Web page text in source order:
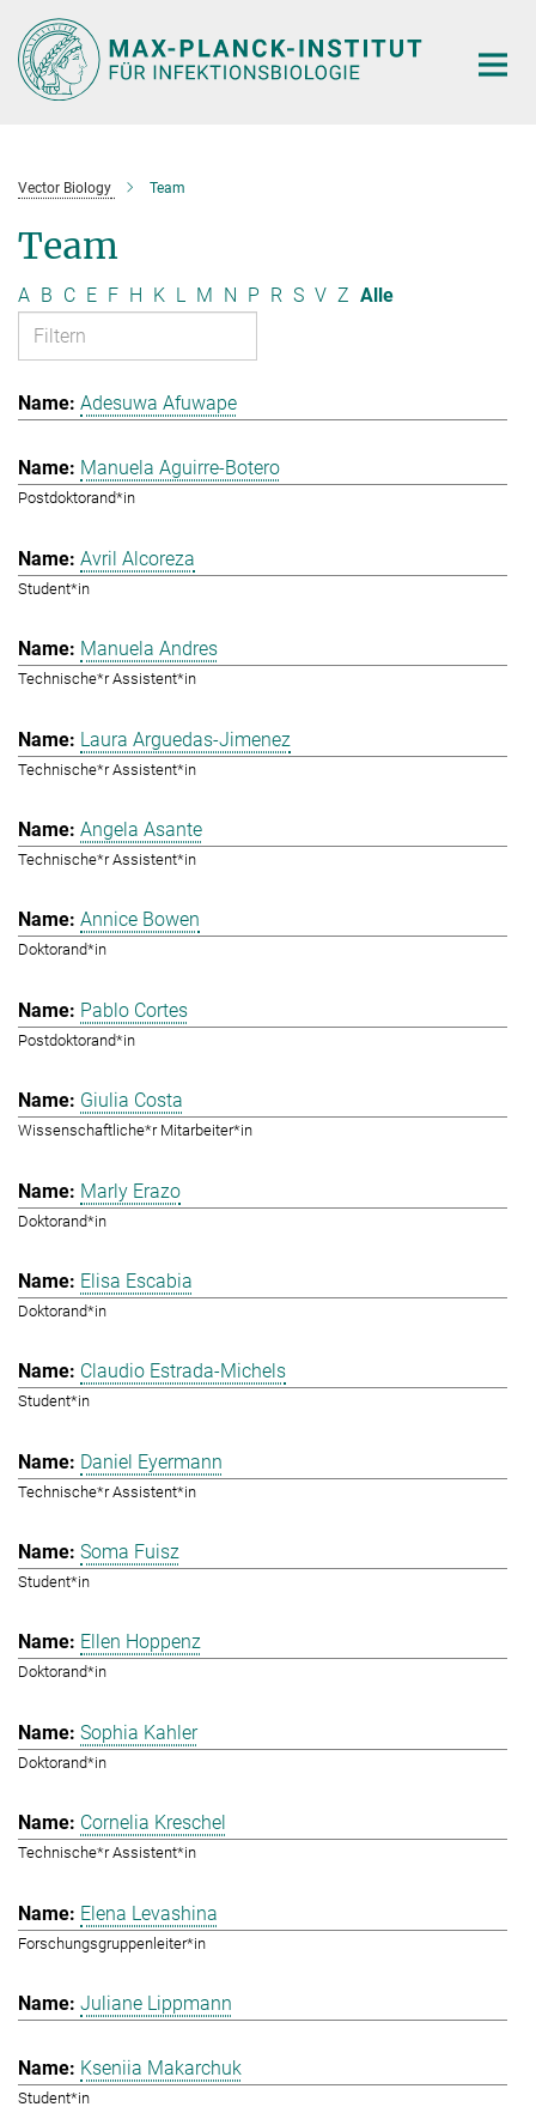
Hauptinhalt
Vector Biology Team
Team
A B C E F H K L M N P R S V Z Alle
Adesuwa Afuwape
Manuela Aguirre-Botero
Postdoktorand*in
Avril Alcoreza
Student*in
Manuela Andres
Technische*r Assistent*in
Laura Arguedas-Jimenez
Technische*r Assistent*in
Angela Asante
Technische*r Assistent*in
Annice Bowen
Doktorand*in
Pablo Cortes
Postdoktorand*in
Giulia Costa
Wissenschaftliche*r Mitarbeiter*in
Marly Erazo
Doktorand*in
Elisa Escabia
Doktorand*in
Claudio Estrada-Michels
Student*in
Daniel Eyermann
Technische*r Assistent*in
Soma Fuisz
Student*in
Ellen Hoppenz
Doktorand*in
Sophia Kahler
Doktorand*in
Cornelia Kreschel
Technische*r Assistent*in
Elena Levashina
Forschungsgruppenleiter*in
Juliane Lippmann
Kseniia Makarchuk
Student*in